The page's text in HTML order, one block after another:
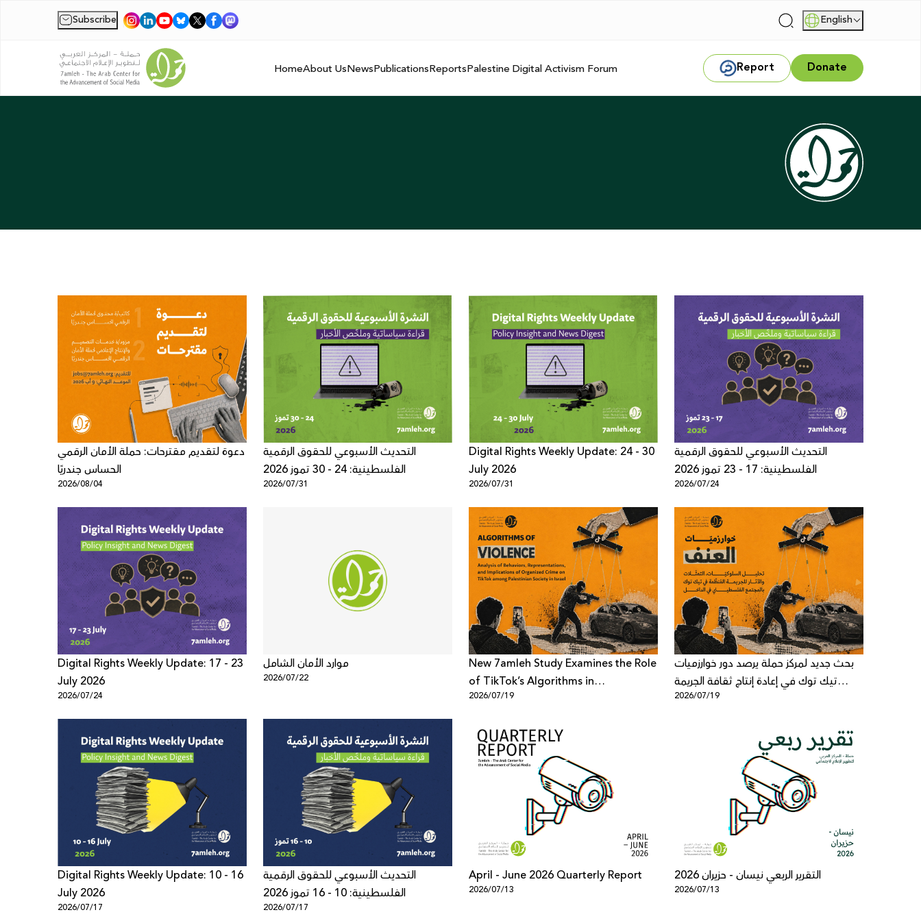
Subscribe | | English
HomeAbout UsNewsPublicationsReportsPalestine Digital Activism Forum Report Donate
دعوة لتقديم مقترحات: حملة الأمان الرقمي
الحساس جندريًا
2026/08/04
التحديث الأسبوعي للحقوق الرقمية
الفلسطينية: 24 - 30 تموز 2026
2026/07/31
Digital Rights Weekly Update: 24 - 30
July 2026
2026/07/31
التحديث الأسبوعي للحقوق الرقمية
الفلسطينية: 17 - 23 تموز 2026
2026/07/24
Digital Rights Weekly Update: 17 - 23
July 2026
2026/07/24
موارد الأمان الشامل
2026/07/22
New 7amleh Study Examines the Role
of TikTok’s Algorithms in
Reproducing Organized Crime
Israel
2026/07/19
بحث جديد لمركز حملة يرصد دور خوارزميات
تيك توك في إعادة إنتاج ثقافة الجريمة
المنظمة في المجتمع الفلسطيني في
2026/07/19
Digital Rights Weekly Update: 10 - 16
July 2026
2026/07/17
التحديث الأسبوعي للحقوق الرقمية
الفلسطينية: 10 - 16 تموز 2026
2026/07/17
April - June 2026 Quarterly Report
2026/07/13
التقرير الربعي نيسان - حزيران 2026
2026/07/13